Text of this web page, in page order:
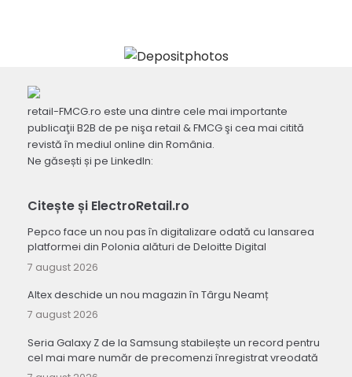
retail-FMCG.ro este una dintre cele mai importante
publicaţii B2B de pe nişa retail & FMCG şi cea mai citită
revistă în mediul online din România.
Ne găsești și pe LinkedIn:
Citește și ElectroRetail.ro
Pepco face un nou pas în digitalizare odată cu lansarea
platformei din Polonia alături de Deloitte Digital
7 august 2026
Altex deschide un nou magazin în Târgu Neamț
7 august 2026
Seria Galaxy Z de la Samsung stabilește un record pentru
cel mai mare număr de precomenzi înregistrat vreodată